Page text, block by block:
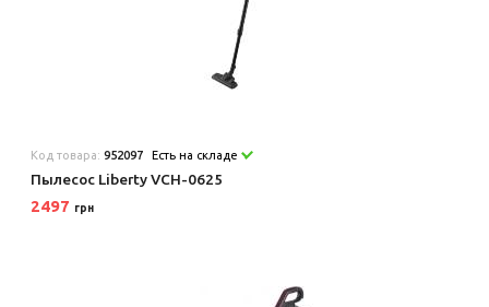
Код товара:952097 Есть на складе
Пылесос Liberty VCH-0625
2497 грн